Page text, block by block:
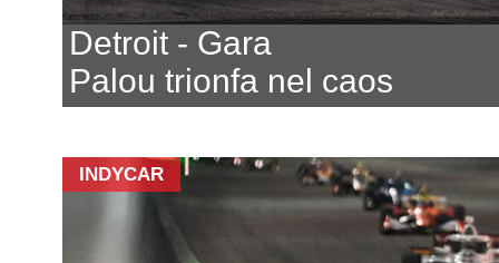
Detroit - Gara
Palou trionfa nel caos
INDYCAR